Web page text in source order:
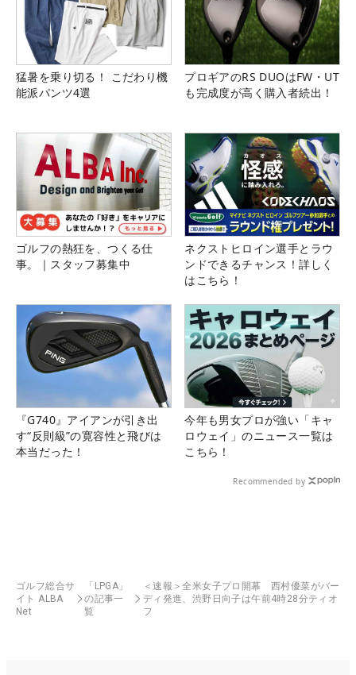
猛暑を乗り切る！ こだわり機
能派パンツ4選
プロギアのRS DUOはFW・UT
も完成度が高く購入者続出！
ゴルフの熱狂を、つくる仕
事。｜スタッフ募集中
ネクストヒロイン選手とラウ
ンドできるチャンス！詳しく
はこちら！
『G740』アイアンが引き出
す“反則級”の寛容性と飛びは
本当だった！
今年も男女プロが強い「キャ
ロウェイ」のニュース一覧は
こちら！
Recommended by
ゴルフ総合サ
イト ALBA
Net
「LPGA」
の記事一
覧
＜速報＞全米女子プロ開幕 西村優菜がバー
ディ発進、渋野日向子は午前4時28分ティオ
フ